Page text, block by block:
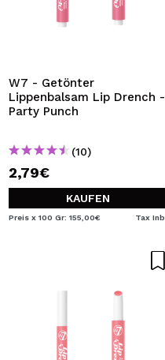
W7 - Getönter
Lippenbalsam Lip Drench -
Party Punch
(10)
2,79€
KAUFEN
Preis x 100 Gr: 155,00€ Tax Inb.